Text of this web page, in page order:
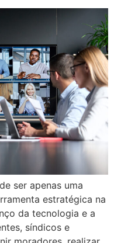
ser apenas uma
estratégica na
da tecnologia e a
síndicos e